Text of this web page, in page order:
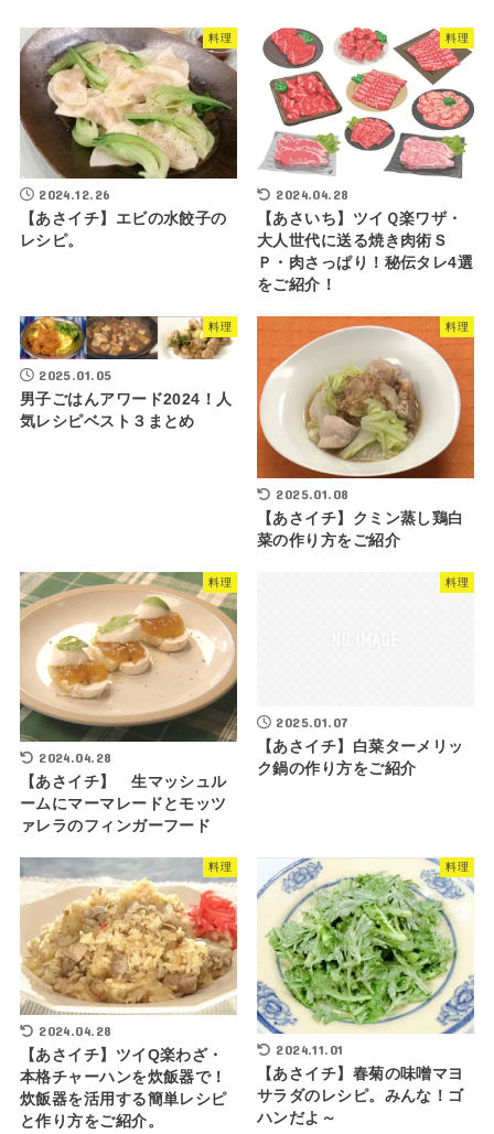
料理
2024.12.26
【あさイチ】エビの水餃子の
レシピ。
料理
2024.04.28
【あさいち】ツイＱ楽ワザ・
大人世代に送る焼き肉術Ｓ
Ｐ・肉さっぱり！秘伝タレ4選
をご紹介！
料理
2025.01.05
男子ごはんアワード2024！人
気レシピベスト３まとめ
料理
2025.01.08
【あさイチ】クミン蒸し鶏白
菜の作り方をご紹介
料理
2024.04.28
【あさイチ】 生マッシュル
ームにマーマレードとモッツ
ァレラのフィンガーフード
料理
2025.01.07
【あさイチ】白菜ターメリッ
ク鍋の作り方をご紹介
料理
2024.04.28
【あさイチ】ツイQ楽わざ・
本格チャーハンを炊飯器で！
炊飯器を活用する簡単レシピ
と作り方をご紹介。
料理
2024.11.01
【あさイチ】春菊の味噌マヨ
サラダのレシピ。みんな！ゴ
ハンだよ～